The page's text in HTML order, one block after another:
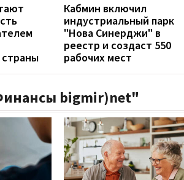
страны
Кабмин включил
индустриальный парк
"Нова Синерджи" в
реестр и создаст 550
рабочих мест
bigmir)net"